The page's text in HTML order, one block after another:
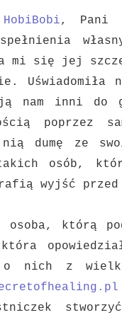
HobiBobi, Pani
mi się jej
nam inni do
poprzez
nią dumę ze
osób,
wyjść przed
osoba, którą
o nich z